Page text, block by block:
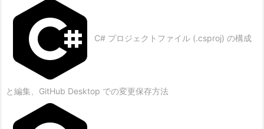
C# プロジェクトファイル (.csproj) の構成
と編集、GitHub Desktop での変更保存方法